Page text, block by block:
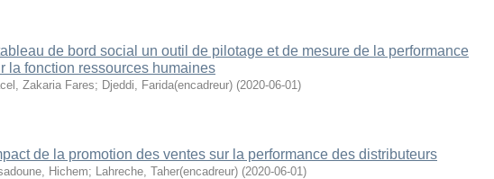
de bord social un outil de pilotage et de mesure de la performance
la fonction ressources humaines
Zakaria Fares; Djeddi, Farida(encadreur) (2020-06-01)
de la promotion des ventes sur la performance des distributeurs
Hichem; Lahreche, Taher(encadreur) (2020-06-01)